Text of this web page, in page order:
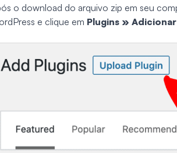
o download do arquivo zip em seu
e clique em Plugins »